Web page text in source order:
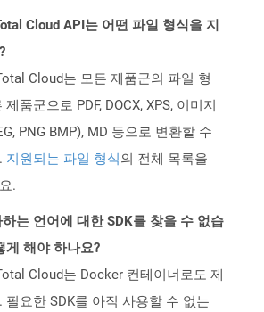
Cloud API는 어떤 파일 형식을 지
Cloud는 모든 제품군의 파일 형
품군으로 PDF, DOCX, XPS, 이미지
PNG BMP), MD 등으로 변환할 수
지원되는 파일 형식의 전체 목록을
.
는 언어에 대한 SDK를 찾을 수 없습
게 해야 하나요?
Cloud는 Docker 컨테이너로도 제
필요한 SDK를 아직 사용할 수 없는